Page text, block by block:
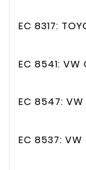
EC 8317:
EC 8541:
EC 8547:
EC 8537: